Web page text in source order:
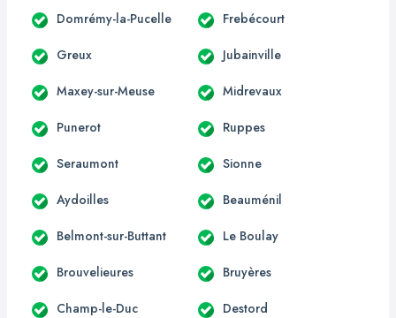
Domrémy-la-Pucelle Frebécourt
Greux Jubainville
Maxey-sur-Meuse Midrevaux
Punerot Ruppes
Seraumont Sionne
Aydoilles Beauménil
Belmont-sur-Buttant Le Boulay
Brouvelieures Bruyères
Champ-le-Duc Destord